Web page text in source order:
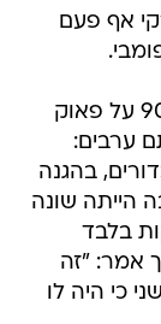
אף פעם
אמש אלופת אירופה גירדה ניצחון 90:93 על פאוק
ערבים:
בהגנה
הייתה שונה
בלבד
אמר: "זה
כי היה לו